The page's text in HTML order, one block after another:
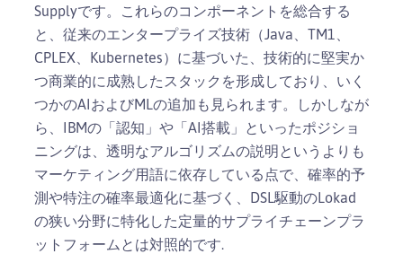
Supplyです。これらのコンポーネントを総合する
と、従来のエンタープライズ技術（Java、TM1、
CPLEX、Kubernetes）に基づいた、技術的に堅実か
つ商業的に成熟したスタックを形成しており、いく
つかのAIおよびMLの追加も見られます。しかしなが
ら、IBMの「認知」や「AI搭載」といったポジショ
ニングは、透明なアルゴリズムの説明というよりも
マーケティング用語に依存している点で、確率的予
測や特注の確率最適化に基づく、DSL駆動のLokad
の狭い分野に特化した定量的サプライチェーンプラ
ットフォームとは対照的です.